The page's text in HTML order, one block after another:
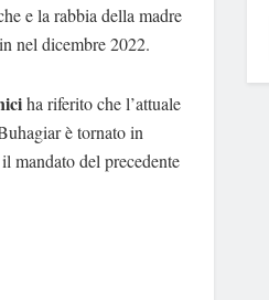
e la rabbia della madre
nel dicembre 2022.
ha riferito che l’attuale
è tornato in
mandato del precedente